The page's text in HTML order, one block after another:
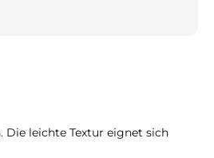
leichte Textur eignet sich